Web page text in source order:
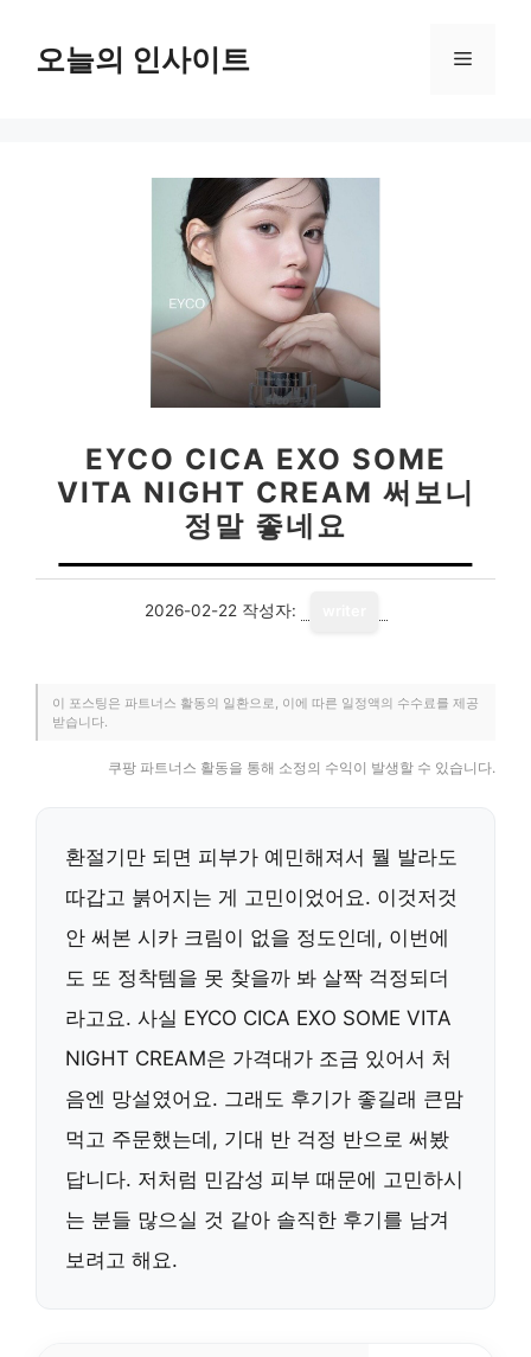
오늘의 인사이트 메
EYCO CICA EXO SOME
VITA NIGHT CREAM 써보니
정말 좋네요
2026-02-22 작성자:
이 포스팅은 파트너스 활동의 일환으로, 이에 따른 일정액의 수수료를 제공
받습니다.
쿠팡 파트너스 활동을 통해 소정의 수익이 발생할 수 있습니다.
환절기만 되면 피부가 예민해져서 뭘 발라도
따갑고 붉어지는 게 고민이었어요. 이것저것
안 써본 시카 크림이 없을 정도인데, 이번에
도 또 정착템을 못 찾을까 봐 살짝 걱정되더
라고요. 사실 EYCO CICA EXO SOME VITA
NIGHT CREAM은 가격대가 조금 있어서 처
음엔 망설였어요. 그래도 후기가 좋길래 큰맘
먹고 주문했는데, 기대 반 걱정 반으로 써봤
답니다. 저처럼 민감성 피부 때문에 고민하시
는 분들 많으실 것 같아 솔직한 후기를 남겨
보려고 해요.